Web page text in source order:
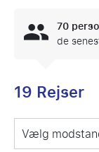
70
de
19 Rejser
Vælg